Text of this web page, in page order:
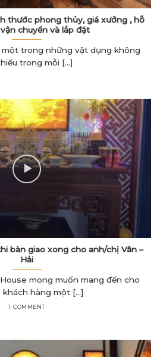
thước phong thủy, giá xưởng , hỗ
chuyển và lắp đặt
trong những vật dụng không
trong mỗi [...]
bàn giao xong cho anh/chị Vân –
Hải
mong muốn mang đến cho
khách hàng một [...]
1 COMMENT